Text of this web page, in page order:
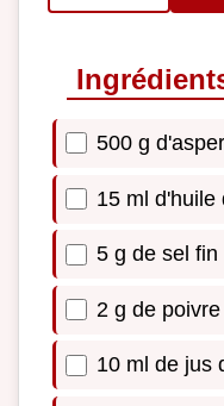
500 g
15 ml d'huile
5 g de sel fin
2 g de
10 ml de jus